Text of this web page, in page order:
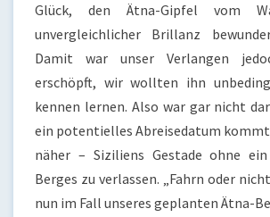
Glück, den Ätna-Gipfel vom
unvergleichlicher Brillanz
Damit war unser Verlangen
erschöpft, wir wollten ihn
kennen lernen. Also war gar nicht
ein potentielles Abreisedatum
näher – Siziliens Gestade ohne ein
Berges zu verlassen. „Fahrn oder
nun im Fall unseres geplanten Ätna-